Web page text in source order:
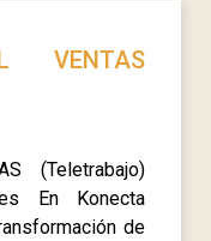
VENTAS
(Teletrabajo)
En Konecta
de